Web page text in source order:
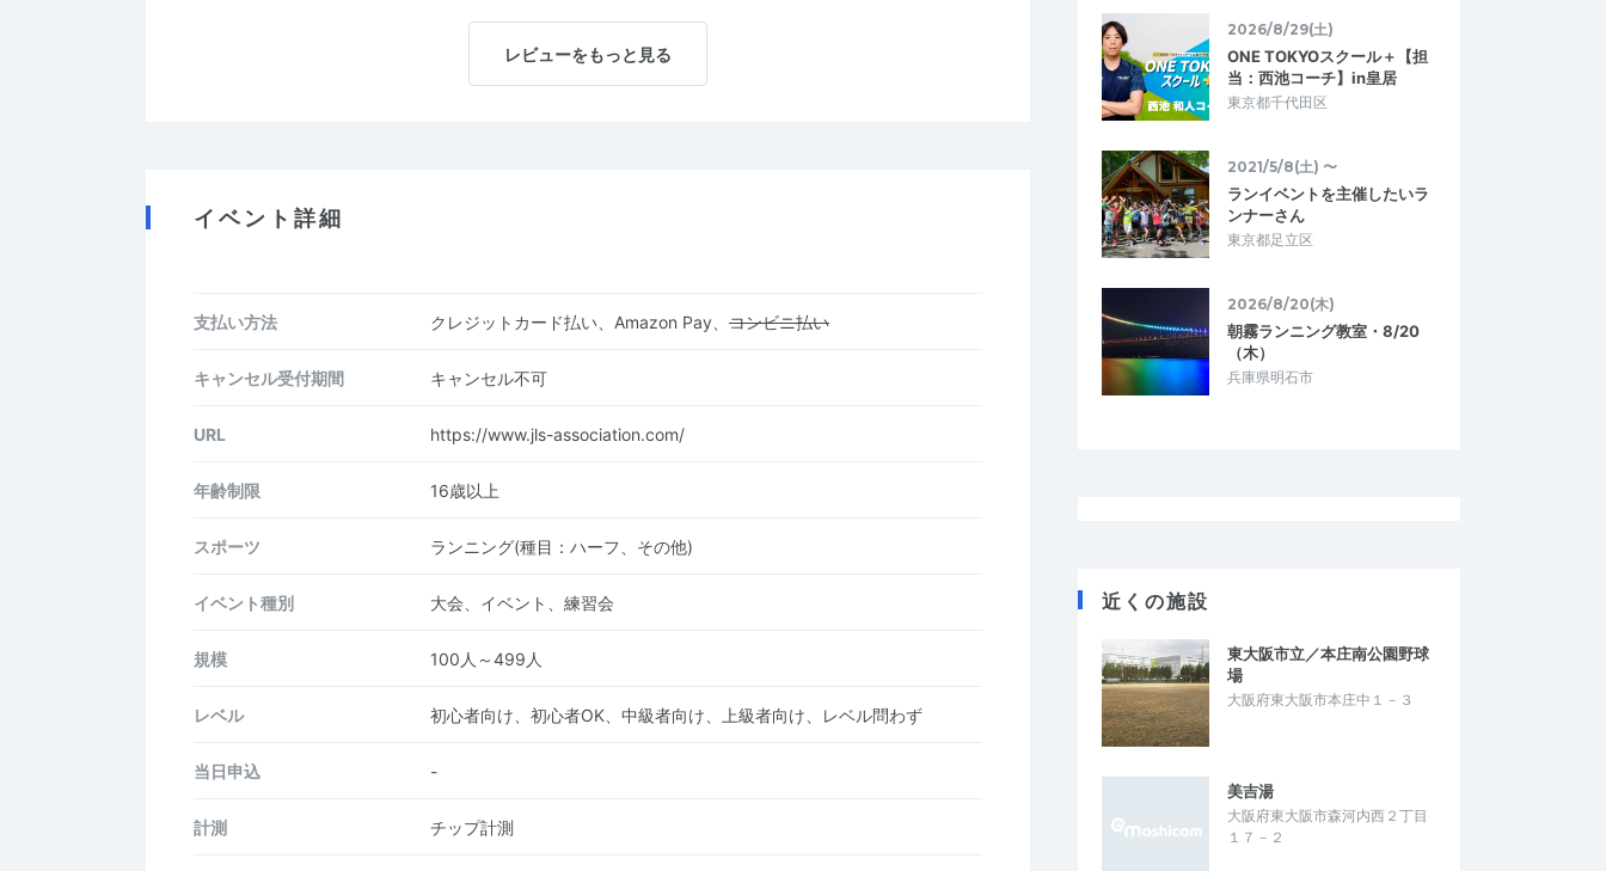
レビューをもっと見る
イベント詳細
支払い方法 クレジットカード払い、Amazon Pay、 コンビニ払い
キャンセル受付期間 キャンセル不可
URL https://www.jls-association.com/
年齢制限 16歳以上
スポーツ ランニング(種目：ハーフ、その他)
イベント種別 大会、イベント、練習会
規模 100人～499人
レベル 初心者向け、初心者OK、中級者向け、上級者向け、レベル問わず
当日申込 -
計測 チップ計測
2026/8/29(土)
ONE TOKYOスクール＋【担
当：西池コーチ】in皇居
東京都千代田区
2021/5/8(土) 〜
ランイベントを主催したいラ
ンナーさん
東京都足立区
2026/8/20(木)
朝霧ランニング教室・8/20
（木）
兵庫県明石市
近くの施設
東大阪市立／本庄南公園野球
場
大阪府東大阪市本庄中１－３
美吉湯
大阪府東大阪市森河内西２丁目
１７－２